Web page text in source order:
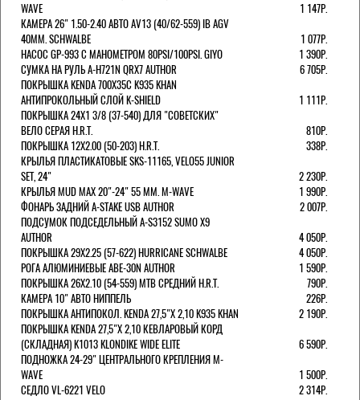
WAVE
1 147Р.
КАМЕРА 26" 1.50-2.40 АВТО AV13 (40/62-559) IB AGV
40MM. SCHWALBE
1 077Р.
НАСОС GP-993 С МАНОМЕТРОМ 80PSI/100PSI. GIYO
1 390Р.
СУМКА НА РУЛЬ A-H721N QRX7 AUTHOR
6 705Р.
ПОКРЫШКА KENDA 700Х35С K935 KHAN
АНТИПРОКОЛЬНЫЙ СЛОЙ K-SHIELD
1 111Р.
ПОКРЫШКА 24X1 3/8 (37-540) ДЛЯ "СОВЕТСКИХ"
ВЕЛО СЕРАЯ H.R.T.
810Р.
ПОКРЫШКА 12X2.00 (50-203) H.R.T.
338Р.
КРЫЛЬЯ ПЛАСТИКАТОВЫЕ SKS-11165, VELO55 JUNIOR
SET, 24"
2 230Р.
КРЫЛЬЯ MUD MAX 20"-24" 55 ММ. M-WAVE
1 990Р.
ФОНАРЬ ЗАДНИЙ A-STAKE USB AUTHOR
2 007Р.
ПОДСУМОК ПОДСЕДЕЛЬНЫЙ A-S3152 SUMO X9
AUTHOR
4 050Р.
ПОКРЫШКА 29X2.25 (57-622) HURRICANE SCHWALBE
4 050Р.
РОГА АЛЮМИНИЕВЫЕ ABE-30N AUTHOR
1 590Р.
ПОКРЫШКА 26X2.10 (54-559) MTB СРЕДНИЙ H.R.T.
790Р.
КАМЕРА 10" АВТО НИППЕЛЬ
226Р.
ПОКРЫШКА АНТИПОКОЛ. KENDA 27,5"Х 2,10 K935 KHAN
2 190Р.
ПОКРЫШКА KENDA 27,5"Х 2,10 КЕВЛАРОВЫЙ КОРД
(СКЛАДНАЯ) K1013 KLONDIKE WIDE ELITE
6 590Р.
ПОДНОЖКА 24-29" ЦЕНТРАЛЬНОГО КРЕПЛЕНИЯ M-
WAVE
1 500Р.
СЕДЛО VL-6221 VELO
2 314Р.